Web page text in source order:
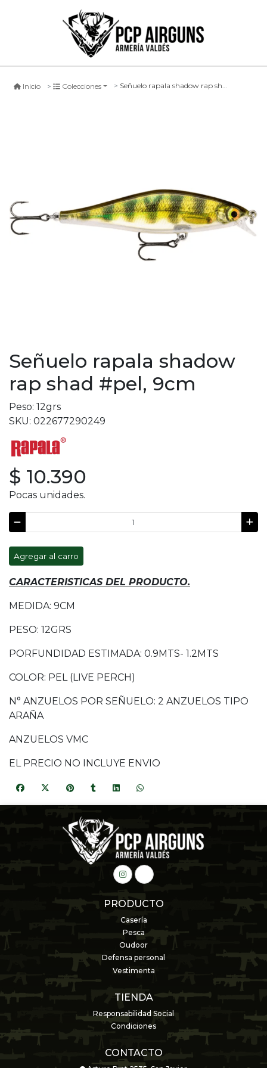
Inicio Colecciones Señuelo rapala shadow rap shad #pel, 9cm
Señuelo rapala shadow
rap shad #pel, 9cm
Peso: 12grs
SKU: 022677290249
$ 10.390
Pocas unidades.
Agregar al carro
CARACTERISTICAS DEL PRODUCTO.
MEDIDA: 9CM
PESO: 12GRS
PORFUNDIDAD ESTIMADA: 0.9MTS- 1.2MTS
COLOR: PEL (LIVE PERCH)
N° ANZUELOS POR SEÑUELO: 2 ANZUELOS TIPO
ARAÑA
ANZUELOS VMC
EL PRECIO NO INCLUYE ENVIO
PRODUCTO
Casería
Pesca
Oudoor
Defensa personal
Vestimenta
TIENDA
Responsabilidad Social
Condiciones
CONTACTO